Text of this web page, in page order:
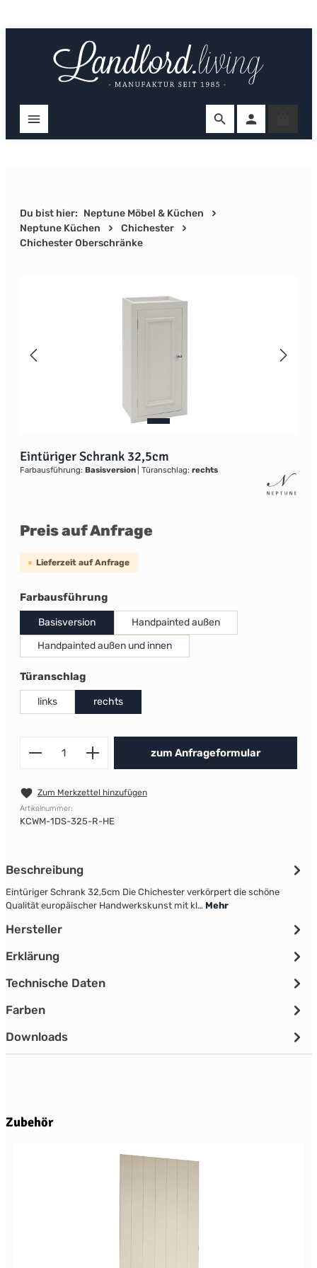
Du bist hier: Neptune Möbel & Küchen
Neptune Küchen
Chichester
Chichester Oberschränke
Eintüriger Schrank 32,5cm
Farbausführung: Basisversion Türanschlag: rechts
Preis auf Anfrage
Lieferzeit auf Anfrage
Farbausführungauswählen
Basisversion
Handpainted außen
Handpainted außen und innen
Türanschlagauswählen
links rechts
Produkt Anzahl: Gib den
zum Anfrageformular
Zum Merkzettel hinzufügen
Artikelnummer:
KCWM-1DS-325-R-HE
Beschreibung
Eintüriger Schrank 32,5cm Die Chichester verkörpert die schöne
Qualität europäischer Handwerkskunst mit kl… Mehr
Hersteller
Erklärung
Technische Daten
Farben
Downloads
Produktgalerie überspringen
Zubehör